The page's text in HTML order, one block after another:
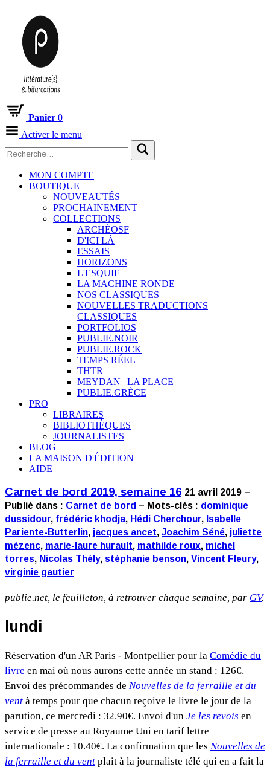
Panier 0
Activer le menu
MON COMPTE
BOUTIQUE
NOUVEAUTÉS
PROCHAINEMENT
COLLECTIONS
ARCHÉOSF
D'ICI LÀ
ESSAIS
HORIZONS
L'ESQUIF
LA MACHINE RONDE
NOS CLASSIQUES
NOUVELLES TRADUCTIONS
CLASSIQUES
PORTFOLIOS
PUBLIE.NOIR
PUBLIE.ROCK
TEMPS RÉEL
THTR
MEYDAN | LA PLACE
PUBLIE.GRÈCE
PRO
LIBRAIRES
BIBLIOTHÈQUES
JOURNALISTES
BLOG
LA MAISON D'ÉDITION
AIDE
Carnet de bord 2019, semaine 16 21 avril 2019 –
Publié dans : Carnet de bord – Mots-clés : dominique
dussidour, frédéric khodja, Hédi Cherchour, Isabelle
Pariente-Butterlin, jacques ancet, Joachim Séné, juliette
mézenc, marie-laure hurault, mathilde roux, michel
torres, Nicolas Thély, stéphanie benson, Vincent Fleury,
virginie gautier
publie.net, le feuilleton, à retrouver chaque semaine, par GV.
lundi
Réservation d'un AR Paris - Montpellier pour la Comédie du
livre en mai où nous aurons cette année un stand : 126€.
Envoi des précommandes de Nouvelles de la ferraille et du
vent à temps pour que chacun reçoive le livre le jour de la
parution, ce mercredi : 32.90€. Envoi d'un Je les revois en
service de presse au Royaume Uni en tarif lettre
internationale : 10.40€. La confirmation que les Nouvelles de
la ferraille et du vent plait à la journaliste télé qui en a fait la